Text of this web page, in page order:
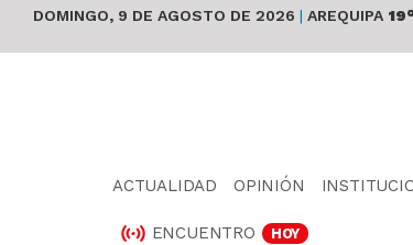
DOMINGO, 9 DE AGOSTO DE 2026 | AREQUIPA
ACTUALIDAD OPINIÓN
ENCUENTRO HOY